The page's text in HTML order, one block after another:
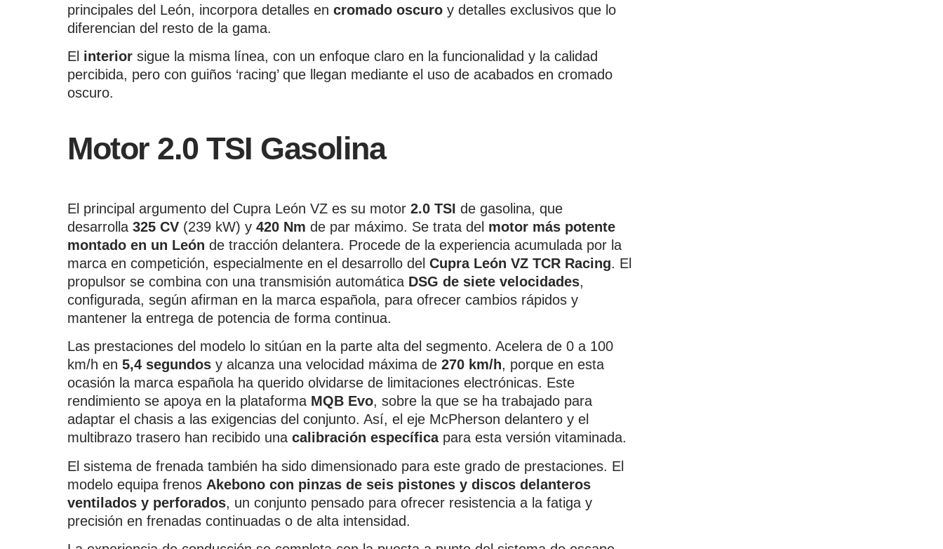
principales del León, incorpora detalles en cromado oscuro y detalles exclusivos que lo
diferencian del resto de la gama.
El interior sigue la misma línea, con un enfoque claro en la funcionalidad y la calidad
percibida, pero con guiños ‘racing’ que llegan mediante el uso de acabados en cromado
oscuro.
Motor 2.0 TSI Gasolina
El principal argumento del Cupra León VZ es su motor 2.0 TSI de gasolina, que
desarrolla 325 CV (239 kW) y 420 Nm de par máximo. Se trata del motor más potente
montado en un León de tracción delantera. Procede de la experiencia acumulada por la
marca en competición, especialmente en el desarrollo del Cupra León VZ TCR Racing. El
propulsor se combina con una transmisión automática DSG de siete velocidades,
configurada, según afirman en la marca española, para ofrecer cambios rápidos y
mantener la entrega de potencia de forma continua.
Las prestaciones del modelo lo sitúan en la parte alta del segmento. Acelera de 0 a 100
km/h en 5,4 segundos y alcanza una velocidad máxima de 270 km/h, porque en esta
ocasión la marca española ha querido olvidarse de limitaciones electrónicas. Este
rendimiento se apoya en la plataforma MQB Evo, sobre la que se ha trabajado para
adaptar el chasis a las exigencias del conjunto. Así, el eje McPherson delantero y el
multibrazo trasero han recibido una calibración específica para esta versión vitaminada.
El sistema de frenada también ha sido dimensionado para este grado de prestaciones. El
modelo equipa frenos Akebono con pinzas de seis pistones y discos delanteros
ventilados y perforados, un conjunto pensado para ofrecer resistencia a la fatiga y
precisión en frenadas continuadas o de alta intensidad.